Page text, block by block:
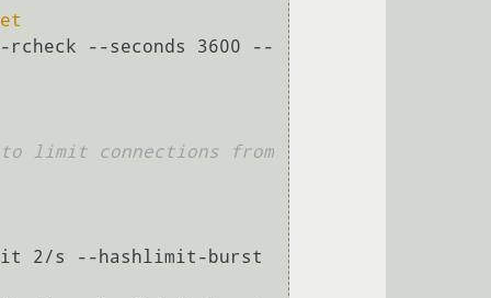
--seconds 3600 --
limit connections from
2/s --hashlimit-burst